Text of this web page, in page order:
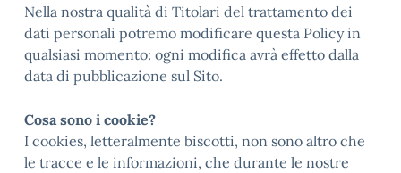
Nella nostra qualità di Titolari del trattamento dei
dati personali potremo modificare questa Policy in
qualsiasi momento: ogni modifica avrà effetto dalla
data di pubblicazione sul Sito.
Cosa sono i cookie?
I cookies, letteralmente biscotti, non sono altro che
le tracce e le informazioni, che durante le nostre